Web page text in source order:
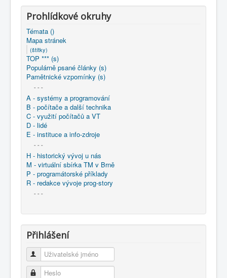
Prohlídkové okruhy
Témata ()
Mapa stránek
(štítky)
TOP *** (s)
Populárně psané články (s)
Pamětnické vzpomínky (s)
- - -
A - systémy a programování
B - počítače a další technika
C - využití počítačů a VT
D - lidé
E - instituce a info-zdroje
- - -
H - historický vývoj u nás
M - virtuální sbírka TM v Brně
P - programátorské příklady
R - redakce vývoje prog-story
- - -
Přihlášení
Uživatelské jméno
Heslo